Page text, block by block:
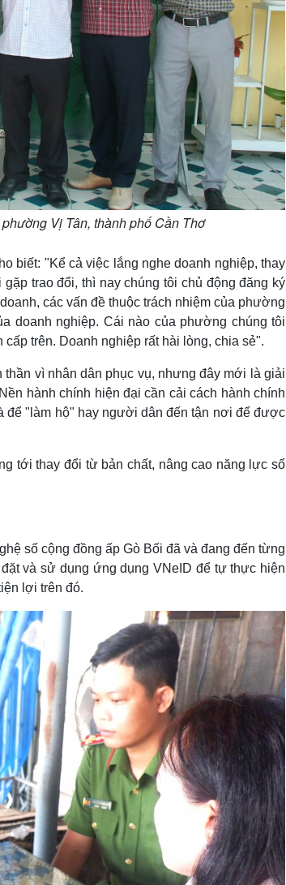
Vị Tân, thành phố Cần Thơ
biết: "Kể cả việc lắng nghe doanh nghiệp, thay
trao đổi, thì nay chúng tôi chủ động đăng ký
các vấn đề thuộc trách nhiệm của phường
doanh nghiệp. Cái nào của phường chúng tôi
trên. Doanh nghiệp rất hài lòng, chia sẻ".
vì nhân dân phục vụ, nhưng đây mới là giải
hành chính hiện đại cần cải cách hành chính
để "làm hộ" hay người dân đến tận nơi để được
tới thay đổi từ bản chất, nâng cao năng lực số
số cộng đồng ấp Gò Bối đã và đang đến từng
và sử dụng ứng dụng VNeID để tự thực hiện
lợi trên đó.